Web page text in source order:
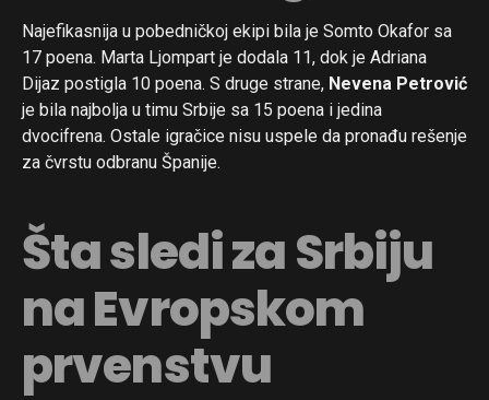
Najefikasnija u pobedničkoj ekipi bila je Somto Okafor sa
17 poena. Marta Ljompart je dodala 11, dok je Adriana
Dijaz postigla 10 poena. S druge strane, Nevena Petrović
je bila najbolja u timu Srbije sa 15 poena i jedina
dvocifrena. Ostale igračice nisu uspele da pronađu rešenje
za čvrstu odbranu Španije.
Šta sledi za Srbiju
na Evropskom
prvenstvu